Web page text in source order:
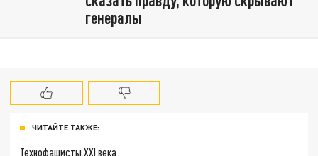
генералы
ЧИТАЙТЕ ТАКЖЕ:
Технофашисты XXI века